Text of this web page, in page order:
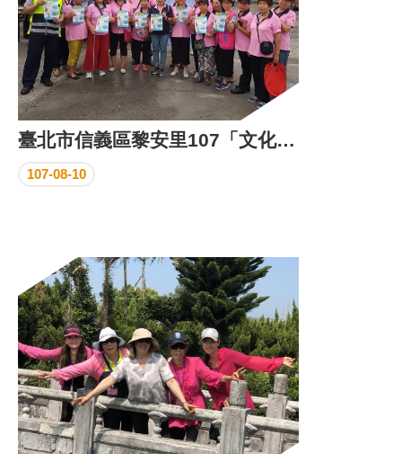
臺北市信義區黎安里107「文化就在巷子裡」秀琴歌仔戲
107-08-10